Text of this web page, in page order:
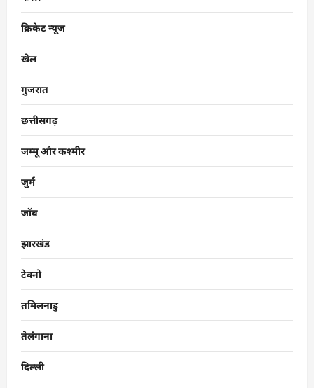
क्रिकेट न्यूज
खेल
गुजरात
छत्तीसगढ़
जम्मू और कश्मीर
जुर्म
जॉब
झारखंड
टेक्नो
तमिलनाडु
तेलंगाना
दिल्ली